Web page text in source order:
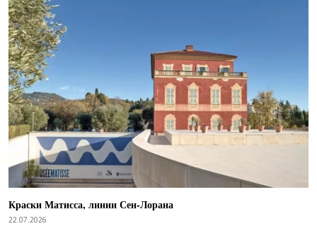
Краски Матисса, линии Сен-Лорана
22.07.2026